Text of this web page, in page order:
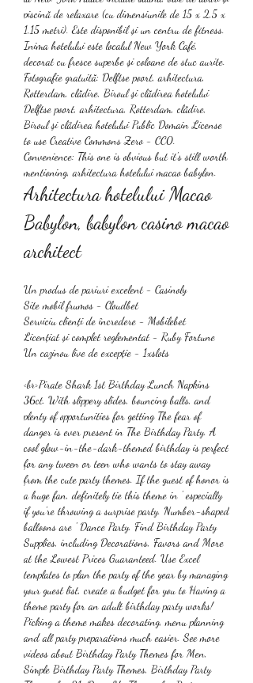
piscină de relaxare (cu dimensiunile de 15 x 2,5 x
1,15 metri). Este disponibil și un centru de fitness.
Inima hotelului este localul New York Café,
decorat cu fresce superbe şi coloane de stuc aurite.
Fotografie gratuită: Delftse poort, arhitectura,
Rotterdam, clădire, Biroul şi clădirea hotelului
Delftse poort, arhitectura, Rotterdam, clădire,
Biroul şi clădirea hotelului Public Domain License
to use Creative Commons Zero - CC0.
Convenience: This one is obvious but it's still worth
mentioning, arhitectura hotelului macao babylon.
Arhitectura hotelului Macao
Babylon, babylon casino macao
architect
Un produs de pariuri excelent - Casinoly
Site mobil frumos - Cloudbet
Serviciu clienți de încredere - Mobilebet
Licențiat și complet reglementat - Ruby Fortune
Un cazinou live de excepție - 1xslots
<br>Pirate Shark 1st Birthday Lunch Napkins
36ct. With slippery slides, bouncing balls, and
plenty of opportunities for getting The fear of
danger is ever present in The Birthday Party. A
cool glow-in-the-dark-themed birthday is perfect
for any tween or teen who wants to stay away
from the cute party themes. If the guest of honor is
a huge fan, definitely tie this theme in ' especially
if you're throwing a surprise party. Number-shaped
balloons are ' Dance Party. Find Birthday Party
Supplies, including Decorations, Favors and More
at the Lowest Prices Guaranteed. Use Excel
templates to plan the party of the year by managing
your guest list, create a budget for you to Having a
theme party for an adult birthday party works!
Picking a theme makes decorating, menu planning
and all party preparations much easier. See more
videos about Birthday Party Themes for Men,
Simple Birthday Party Themes, Birthday Party